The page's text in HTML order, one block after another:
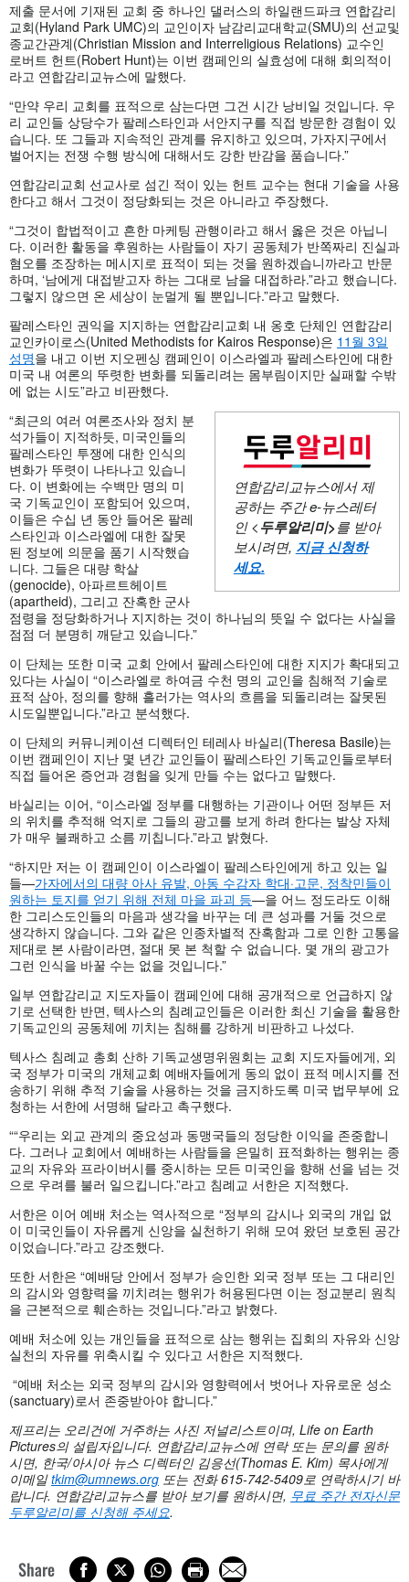
제출 문서에 기재된 교회 중 하나인 댈러스의 하일랜드파크 연합감리
교회(Hyland Park UMC)의 교인이자 남감리교대학교(SMU)의 선교및
종교간관계(Christian Mission and Interreligious Relations) 교수인
로버트 헌트(Robert Hunt)는 이번 캠페인의 실효성에 대해 회의적이
라고 연합감리교뉴스에 말했다.
“만약 우리 교회를 표적으로 삼는다면 그건 시간 낭비일 것입니다. 우
리 교인들 상당수가 팔레스타인과 서안지구를 직접 방문한 경험이 있
습니다. 또 그들과 지속적인 관계를 유지하고 있으며, 가자지구에서
벌어지는 전쟁 수행 방식에 대해서도 강한 반감을 품습니다.”
연합감리교회 선교사로 섬긴 적이 있는 헌트 교수는 현대 기술을 사용
한다고 해서 그것이 정당화되는 것은 아니라고 주장했다.
“그것이 합법적이고 흔한 마케팅 관행이라고 해서 옳은 것은 아닙니
다. 이러한 활동을 후원하는 사람들이 자기 공동체가 반쪽짜리 진실과
혐오를 조장하는 메시지로 표적이 되는 것을 원하겠습니까라고 반문
하며, ‘남에게 대접받고자 하는 그대로 남을 대접하라.”라고 했습니다.
그렇지 않으면 온 세상이 눈멀게 될 뿐입니다.”라고 말했다.
팔레스타인 권익을 지지하는 연합감리교회 내 옹호 단체인 연합감리
교인카이로스(United Methodists for Kairos Response)은 11월 3일
성명을 내고 이번 지오펜싱 캠페인이 이스라엘과 팔레스타인에 대한
미국 내 여론의 뚜렷한 변화를 되돌리려는 몸부림이지만 실패할 수밖
에 없는 시도”라고 비판했다.
연합감리교뉴스에서 제
공하는 주간e-뉴스레터
인 <두루알리미>를 받아
보시려면, 지금 신청하
세요.
“최근의 여러 여론조사와 정치 분
석가들이 지적하듯, 미국인들의
팔레스타인 투쟁에 대한 인식의
변화가 뚜렷이 나타나고 있습니
다. 이 변화에는 수백만 명의 미
국 기독교인이 포함되어 있으며,
이들은 수십 년 동안 들어온 팔레
스타인과 이스라엘에 대한 잘못
된 정보에 의문을 품기 시작했습
니다. 그들은 대량 학살
(genocide), 아파르트헤이트
(apartheid), 그리고 잔혹한 군사
점령을 정당화하거나 지지하는 것이 하나님의 뜻일 수 없다는 사실을
점점 더 분명히 깨닫고 있습니다.”
이 단체는 또한 미국 교회 안에서 팔레스타인에 대한 지지가 확대되고
있다는 사실이 “이스라엘로 하여금 수천 명의 교인을 침해적 기술로
표적 삼아, 정의를 향해 흘러가는 역사의 흐름을 되돌리려는 잘못된
시도일뿐입니다.”라고 분석했다.
이 단체의 커뮤니케이션 디렉터인 테레사 바실리(Theresa Basile)는
이번 캠페인이 지난 몇 년간 교인들이 팔레스타인 기독교인들로부터
직접 들어온 증언과 경험을 잊게 만들 수는 없다고 말했다.
바실리는 이어, “이스라엘 정부를 대행하는 기관이나 어떤 정부든 저
의 위치를 추적해 억지로 그들의 광고를 보게 하려 한다는 발상 자체
가 매우 불쾌하고 소름 끼칩니다.”라고 밝혔다.
“하지만 저는 이 캠페인이 이스라엘이 팔레스타인에게 하고 있는 일
들—가자에서의 대량 아사 유발, 아동 수감자 학대·고문, 정착민들이
원하는 토지를 얻기 위해 전체 마을 파괴 등—을 어느 정도라도 이해
한 그리스도인들의 마음과 생각을 바꾸는 데 큰 성과를 거둘 것으로
생각하지 않습니다. 그와 같은 인종차별적 잔혹함과 그로 인한 고통을
제대로 본 사람이라면, 절대 못 본 척할 수 없습니다. 몇 개의 광고가
그런 인식을 바꿀 수는 없을 것입니다.”
일부 연합감리교 지도자들이 캠페인에 대해 공개적으로 언급하지 않
기로 선택한 반면, 텍사스의 침례교인들은 이러한 최신 기술을 활용한
기독교인의 공동체에 끼치는 침해를 강하게 비판하고 나섰다.
텍사스 침례교 총회 산하 기독교생명위원회는 교회 지도자들에게, 외
국 정부가 미국의 개체교회 예배자들에게 동의 없이 표적 메시지를 전
송하기 위해 추적 기술을 사용하는 것을 금지하도록 미국 법무부에 요
청하는 서한에 서명해 달라고 촉구했다.
““우리는 외교 관계의 중요성과 동맹국들의 정당한 이익을 존중합니
다. 그러나 교회에서 예배하는 사람들을 은밀히 표적화하는 행위는 종
교의 자유와 프라이버시를 중시하는 모든 미국인을 향해 선을 넘는 것
으로 우려를 불러 일으킵니다.”라고 침례교 서한은 지적했다.
서한은 이어 예배 처소는 역사적으로 “정부의 감시나 외국의 개입 없
이 미국인들이 자유롭게 신앙을 실천하기 위해 모여 왔던 보호된 공간
이었습니다.”라고 강조했다.
또한 서한은 “예배당 안에서 정부가 승인한 외국 정부 또는 그 대리인
의 감시와 영향력을 끼치려는 행위가 허용된다면 이는 정교분리 원칙
을 근본적으로 훼손하는 것입니다.”라고 밝혔다.
예배 처소에 있는 개인들을 표적으로 삼는 행위는 집회의 자유와 신앙
실천의 자유를 위축시킬 수 있다고 서한은 지적했다.
“예배 처소는 외국 정부의 감시와 영향력에서 벗어나 자유로운 성소
(sanctuary)로서 존중받아야 합니다.”
제프리는 오리건에 거주하는 사진 저널리스트이며, Life on Earth
Pictures의 설립자입니다. 연합감리교뉴스에 연락 또는 문의를 원하
시면, 한국/아시아 뉴스 디렉터인 김응선(Thomas E. Kim) 목사에게
이메일tkim@umnews.org 또는 전화 615-742-5409로 연락하시기 바
랍니다. 연합감리교뉴스를 받아 보기를 원하시면, 무료 주간 전자신문
두루알리미를 신청해 주세요.
Share